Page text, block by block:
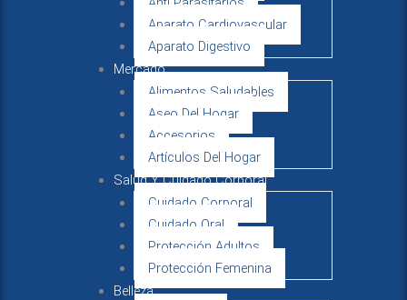
Aparato Cardiovascular
Aparato Digestivo
Mercado
Alimentos Saludables
Aseo Del Hogar
Accesorios
Artículos Del Hogar
Salud Y Cuidado Corporal
Cuidado Corporal
Cuidado Oral
Protección Adultos
Protección Femenina
Belleza